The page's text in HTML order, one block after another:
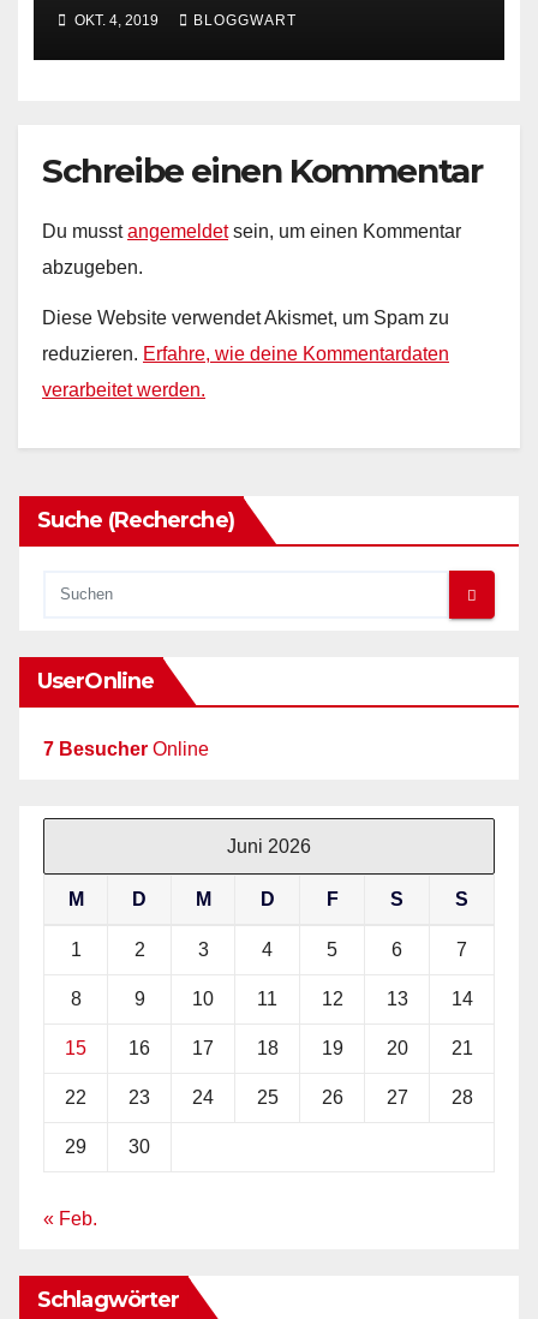
OKT. 4, 2019 BLOGGWART
Schreibe einen Kommentar
Du musstangemeldetsein, um einen Kommentar
abzugeben.
Diese Website verwendet Akismet, um Spam zu
reduzieren. Erfahre, wie deine Kommentardaten
verarbeitet werden.
Suche (Recherche)
UserOnline
7 Besucher Online
Juni 2026
M D M D F S S
1 2 3 4 5 6 7
8 9 10 11 12 13 14
15 16 17 18 19 20 21
22 23 24 25 26 27 28
29 30
« Feb.
Schlagwörter